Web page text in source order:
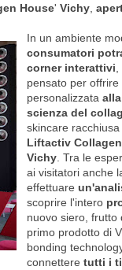
House' Vichy
In un ambiente
consumatori
corner interattivi
pensato per
personalizzata
scienza del
skincare
Liftactiv
Vichy . Tra le
ai visitatori anche
effettuare
scoprire l'intero
nuovo siero, frutto
primo prodotto di
bonding
connettere tutti i